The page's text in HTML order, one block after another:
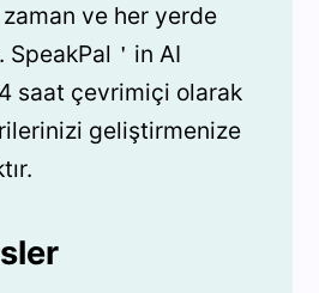
ve her yerde
＇in AI
saat çevrimiçi olarak
geliştirmenize